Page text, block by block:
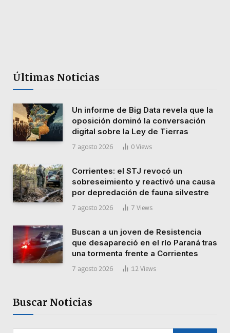
Últimas Noticias
Un informe de Big Data revela que la
oposición dominó la conversación
digital sobre la Ley de Tierras
7 agosto 2026 0 Views
Corrientes: el STJ revocó un
sobreseimiento y reactivó una causa
por depredación de fauna silvestre
7 agosto 2026 7 Views
Buscan a un joven de Resistencia
que desapareció en el río Paraná tras
una tormenta frente a Corrientes
7 agosto 2026 12 Views
Buscar Noticias